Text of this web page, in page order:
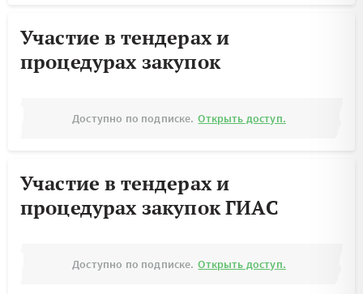
Участие в тендерах и
процедурах закупок
Доступно по подписке. Открыть доступ.
Участие в тендерах и
процедурах закупок ГИАС
Доступно по подписке. Открыть доступ.